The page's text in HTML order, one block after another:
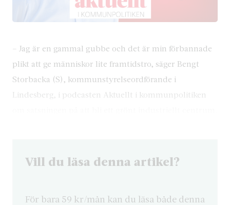
– Jag är en gammal gubbe och det är min förbannade
plikt att ge människor lite framtidstro, säger Bengt
Storbacka (S), kommunstyrelseordförande i
Lindesberg, i podcasten Aktuellt i kommunpolitiken
Vill du läsa denna artikel?
För bara 59 kr/mån kan du läsa både denna